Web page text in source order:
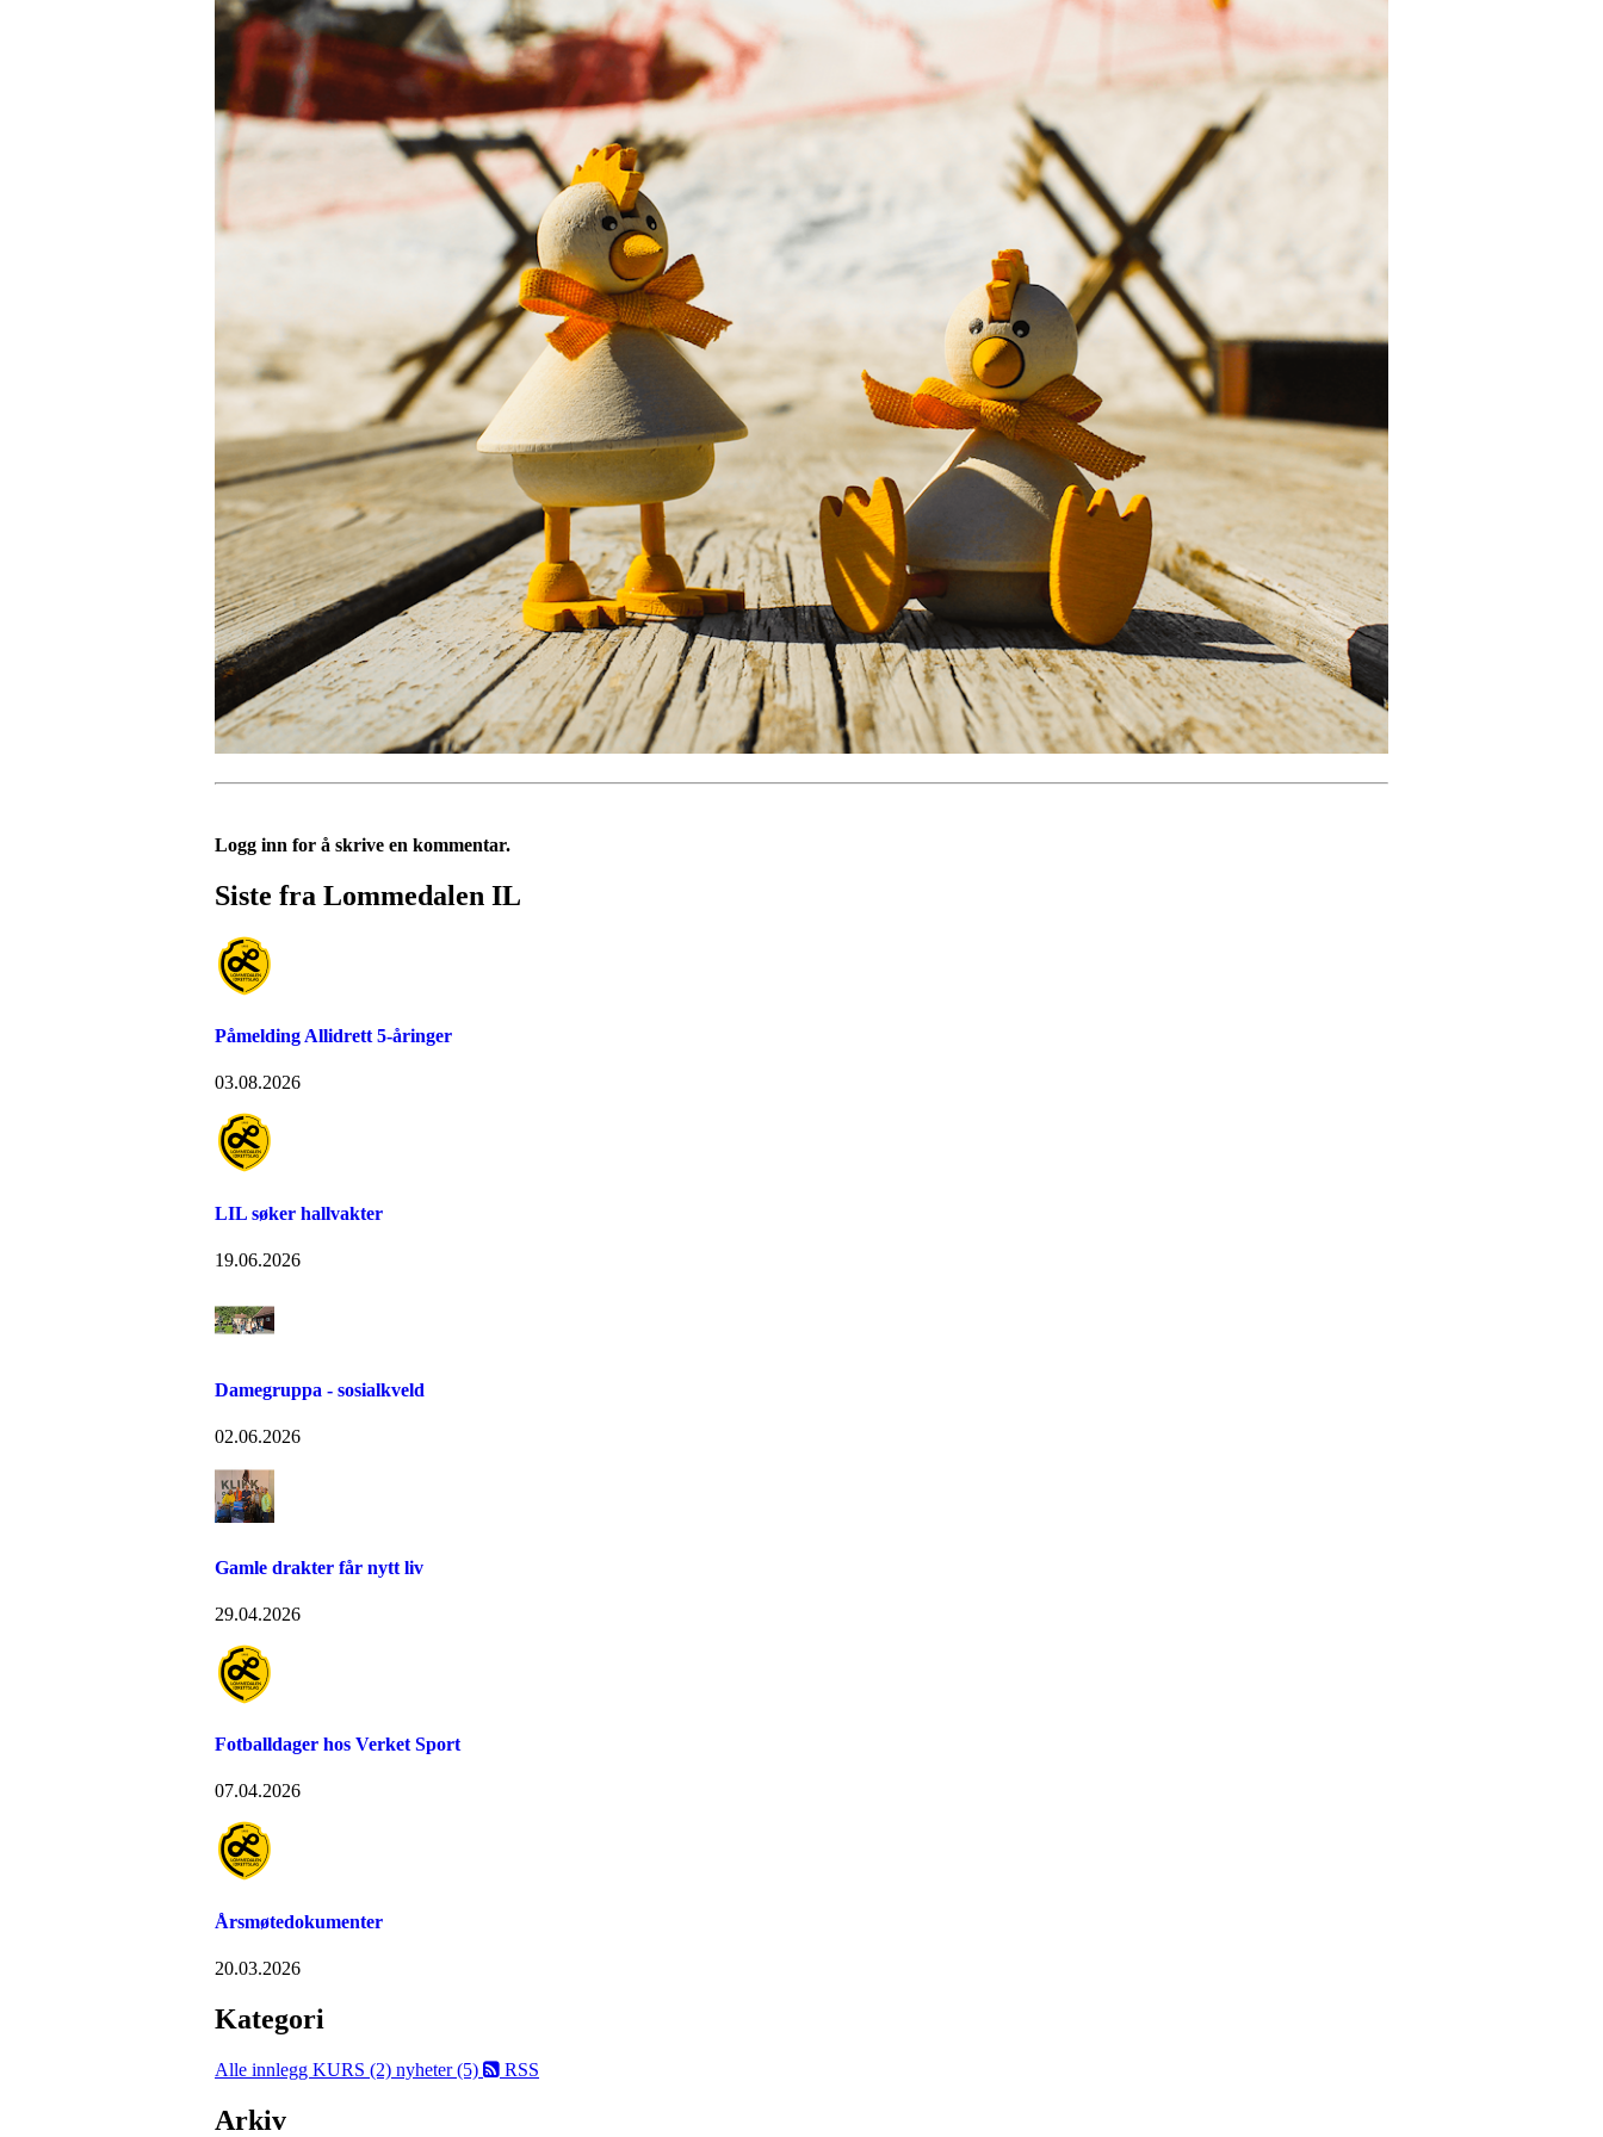
Logg inn for å skrive en kommentar.
Siste fra Lommedalen IL
Påmelding Allidrett 5-åringer
03.08.2026
LIL søker hallvakter
19.06.2026
Damegruppa - sosialkveld
02.06.2026
Gamle drakter får nytt liv
29.04.2026
Fotballdager hos Verket Sport
07.04.2026
Årsmøtedokumenter
20.03.2026
Kategori
Alle innlegg KURS (2) nyheter (5) RSS
Arkiv